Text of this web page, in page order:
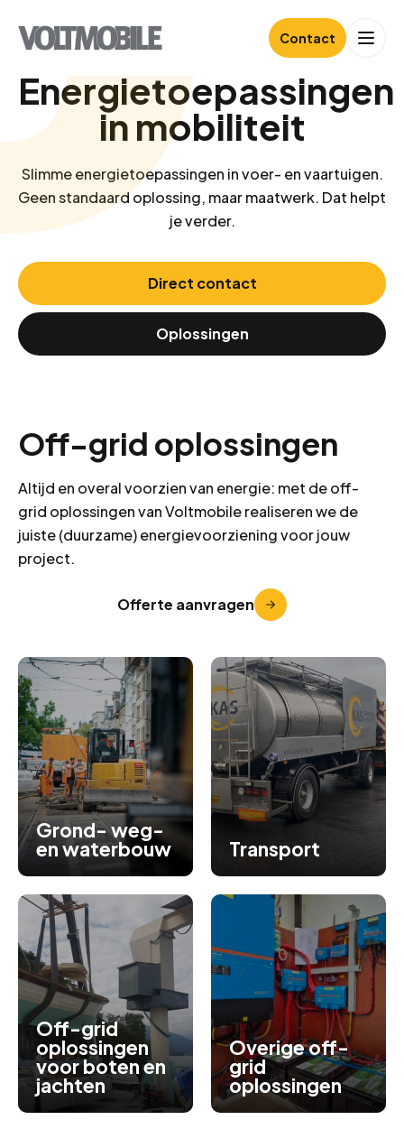
Contact
Energietoepassingen
in mobiliteit
Slimme energietoepassingen in voer- en vaartuigen.
Geen standaard oplossing, maar maatwerk. Dat helpt
je verder.
Direct contact
Oplossingen
Off-grid oplossingen
Altijd en overal voorzien van energie: met de off-
grid oplossingen van Voltmobile realiseren we de
juiste (duurzame) energievoorziening voor jouw
project.
Offerte aanvragen
Grond- weg-
en waterbouw Transport
Off-grid
oplossingen
voor boten en
jachten
Overige off-
grid
oplossingen